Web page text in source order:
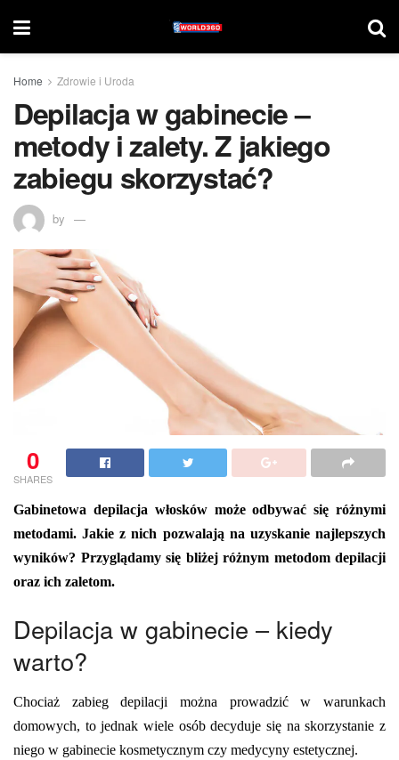
Home Zdrowie i Uroda
Depilacja w gabinecie –
metody i zalety. Z jakiego
zabiegu skorzystać?
by
0
SHARES
Gabinetowa depilacja włosków może odbywać się różnymi
metodami. Jakie z nich pozwalają na uzyskanie najlepszych
wyników? Przyglądamy się bliżej różnym metodom depilacji
oraz ich zaletom.
Depilacja w gabinecie – kiedy
warto?
Chociaż zabieg depilacji można prowadzić w warunkach
domowych, to jednak wiele osób decyduje się na skorzystanie z
niego w gabinecie kosmetycznym czy medycyny estetycznej.